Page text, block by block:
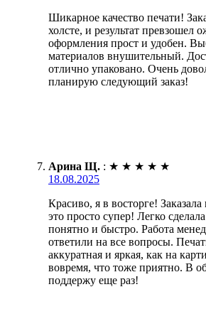
Шикарное качество печати!
холсте, и результат превзошел
оформления прост и удобен.
материалов внушительный.
отлично упаковано. Очень
планирую следующий заказ!
Арина Щ. : ★ ★ ★ ★ ★
18.08.2025
Красиво, я в восторге! Заказала
это просто супер! Легко
понятно и быстро. Работа
ответили на все вопросы.
аккуратная и яркая, как на
вовремя, что тоже приятно. В
поддержу еще раз!